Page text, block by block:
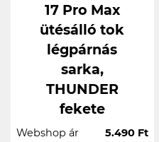
17 Pro Max
ütésálló tok
légpárnás
sarka,
THUNDER
fekete
Webshop ár 5.490 Ft